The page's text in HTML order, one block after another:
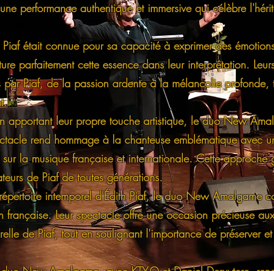
performance authentique et immersive qui célèbre
était connue pour sa capacité à exprimer des
parfaitement cette essence dans leur interprétation.
par Piaf, de la passion ardente à la mélancolie
apportant leur propre touche artistique, le duo New
rend hommage à la chanteuse emblématique avec
la musique française et internationale. Cette approche
de Piaf de toutes générations.
intemporel d'Édith Piaf, le duo New Amalgame
Leur spectacle offre une occasion précieuse
de Piaf, tout en soulignant l'importance de préserver